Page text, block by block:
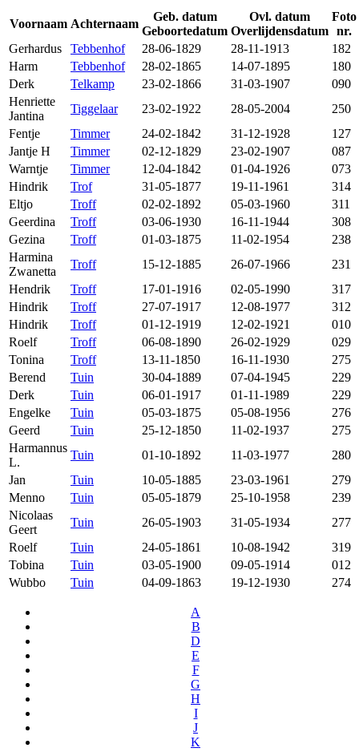
Voornaam Achternaam
Geb. datum
Geboortedatum
Ovl. datum
Overlijdensdatum
Foto
nr.
Gerhardus
Tebbenhof 28-06-1829 28-11-1913
182
Harm
Tebbenhof 28-02-1865 14-07-1895
180
Derk
Telkamp 23-02-1866 31-03-1907
090
Henriette
Jantina
Tiggelaar 23-02-1922 28-05-2004
250
Fentje
Timmer 24-02-1842 31-12-1928
127
Jantje H
Timmer 02-12-1829 23-02-1907
087
Warntje
Timmer 12-04-1842 01-04-1926
073
Hindrik
Trof 31-05-1877 19-11-1961
314
Eltjo
Troff 02-02-1892 05-03-1960
311
Geerdina
Troff 03-06-1930 16-11-1944
308
Gezina
Troff 01-03-1875 11-02-1954
238
Harmina
Zwanetta
Troff 15-12-1885 26-07-1966
231
Hendrik
Troff 17-01-1916 02-05-1990
317
Hindrik
Troff 27-07-1917 12-08-1977
312
Hindrik
Troff 01-12-1919 12-02-1921
010
Roelf
Troff 06-08-1890 26-02-1929
029
Tonina
Troff 13-11-1850 16-11-1930
275
Berend
Tuin 30-04-1889 07-04-1945
229
Derk
Tuin 06-01-1917 01-11-1989
229
Engelke
Tuin 05-03-1875 05-08-1956
276
Geerd
Tuin 25-12-1850 11-02-1937
275
Harmannus
L.
Tuin 01-10-1892 11-03-1977
280
Jan
Tuin 10-05-1885 23-03-1961
279
Menno
Tuin 05-05-1879 25-10-1958
239
Nicolaas
Geert
Tuin 26-05-1903 31-05-1934
277
Roelf
Tuin 24-05-1861 10-08-1942
319
Tobina
Tuin 03-05-1900 09-05-1914
012
Wubbo
Tuin 04-09-1863 19-12-1930 274
A
B
D
E
F
G
H
I
J
K